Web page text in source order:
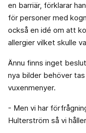
en barriär, förklarar
för personer med
också en idé om att
allergier vilket skulle
Ännu finns inget
nya bilder behöver
vuxenmenyer.
- Men vi har
Hulterström så vi